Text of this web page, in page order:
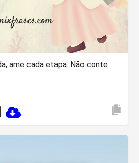
ame cada etapa. Não conte